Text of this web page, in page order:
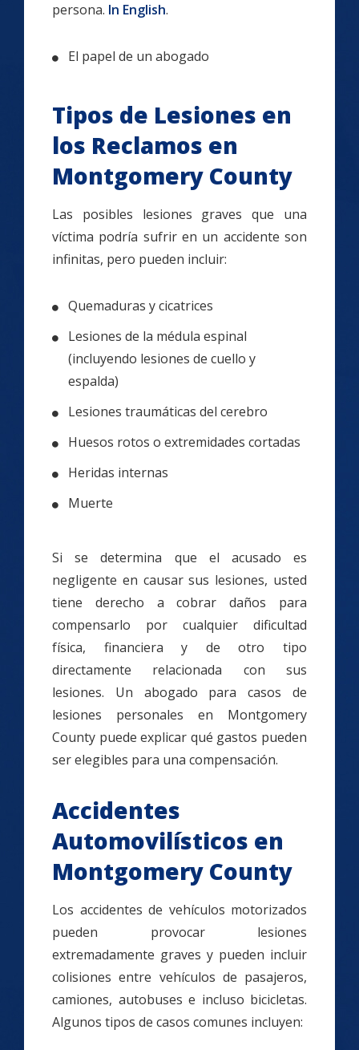
persona. In English.
El papel de un abogado
Tipos de Lesiones en
los Reclamos en
Montgomery County
Las posibles lesiones graves que una
víctima podría sufrir en un accidente son
infinitas, pero pueden incluir:
Quemaduras y cicatrices
Lesiones de la médula espinal
(incluyendo lesiones de cuello y
espalda)
Lesiones traumáticas del cerebro
Huesos rotos o extremidades cortadas
Heridas internas
Muerte
Si se determina que el acusado es
negligente en causar sus lesiones, usted
tiene derecho a cobrar daños para
compensarlo por cualquier dificultad
física, financiera y de otro tipo
directamente relacionada con sus
lesiones. Un abogado para casos de
lesiones personales en Montgomery
County puede explicar qué gastos pueden
ser elegibles para una compensación.
Accidentes
Automovilísticos en
Montgomery County
Los accidentes de vehículos motorizados
pueden provocar lesiones
extremadamente graves y pueden incluir
colisiones entre vehículos de pasajeros,
camiones, autobuses e incluso bicicletas.
Algunos tipos de casos comunes incluyen: